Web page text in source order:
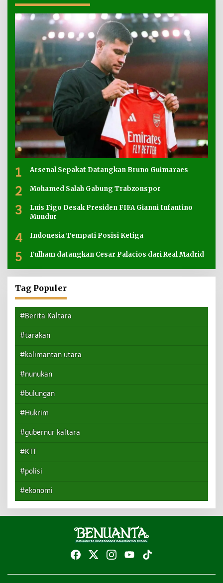
1 Arsenal Sepakat Datangkan Bruno Guimaraes
2 Mohamed Salah Gabung Trabzonspor
3
Luis Figo Desak Presiden FIFA Gianni Infantino
Mundur
4 Indonesia Tempati Posisi Ketiga
5 Fulham datangkan Cesar Palacios dari Real Madrid
Tag Populer
#Berita Kaltara
#tarakan
#kalimantan utara
#nunukan
#bulungan
#Hukrim
#gubernur kaltara
#KTT
#polisi
#ekonomi